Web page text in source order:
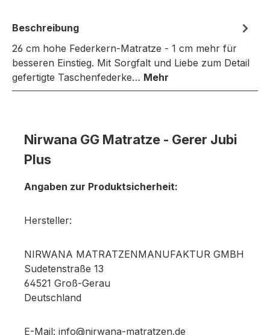
Beschreibung
26 cm hohe Federkern-Matratze - 1 cm mehr für
besseren Einstieg. Mit Sorgfalt und Liebe zum Detail
gefertigte Taschenfederke… Mehr
Nirwana GG Matratze - Gerer Jubi
Plus
Angaben zur Produktsicherheit:
Hersteller:
NIRWANA MATRATZENMANUFAKTUR GMBH
Sudetenstraße 13
64521 Groß-Gerau
Deutschland
E-Mail: info@nirwana-matratzen.de